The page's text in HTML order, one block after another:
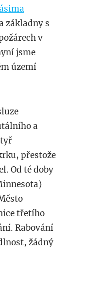
základny s
v
jsme
území
a
přestože
Od té doby
třetího
Rabování
žádný